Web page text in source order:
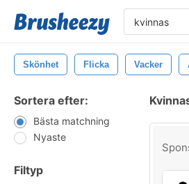
Skönhet Flicka Vacker
Sortera efter:
Bästa matchning
Nyaste
Filtyp